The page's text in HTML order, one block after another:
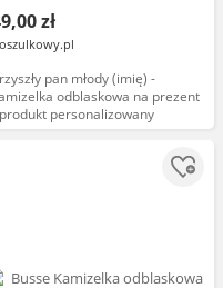
zł
pan młody (imię) -
odblaskowa na prezent
personalizowany